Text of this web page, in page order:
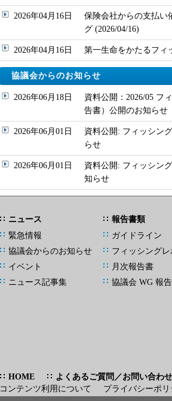
2026年04月16日
保険会社からの支払い
グ (2026/04/16)
2026年04月16日 第一生命をかたるフィ
協議会からのお知らせ
2026年06月18日
資料公開：2026/05 フ
告書）公開のお知らせ
2026年06月01日
資料公開: フィッシン
らせ
2026年06月01日
資料公開: フィッシン
知らせ
ニュース
緊急情報
協議会からのお知らせ
イベント
ニュース記事集
報告書類
ガイドライン
フィッシングレ
月次報告書
協議会 WG 報
HOME
よくあるご質問／お問い合わせ
コンテンツ利用について
プライバシーポリ